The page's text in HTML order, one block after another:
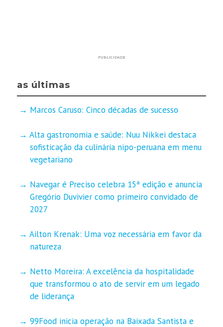
PUBLICIDADE
as últimas
Marcos Caruso: Cinco décadas de sucesso
Alta gastronomia e saúde: Nuu Nikkei destaca
sofisticação da culinária nipo-peruana em menu
vegetariano
Navegar é Preciso celebra 15ª edição e anuncia
Gregório Duvivier como primeiro convidado de
2027
Ailton Krenak: Uma voz necessária em favor da
natureza
Netto Moreira: A excelência da hospitalidade
que transformou o ato de servir em um legado
de liderança
99Food inicia operação na Baixada Santista e